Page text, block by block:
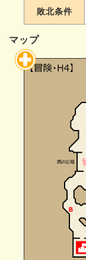
敗北条件
マップ